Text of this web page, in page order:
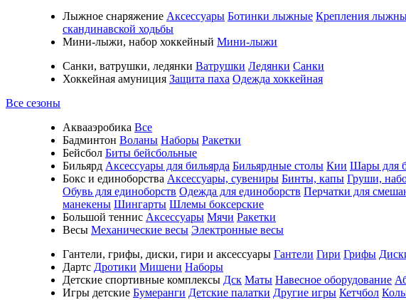
Лыжное снаряжение Аксессуары Ботинки лыжные Крепления
скандинавской ходьбы
Мини-лыжи, набор хоккейный Мини-лыжи
Санки, ватрушки, ледянки Ватрушки Ледянки Санки
Хоккейная амуниция Защита паха Одежда хоккейная
Все сезоны
Аквааэробика Все
Бадминтон Воланы Наборы Ракетки
Бейсбол Биты бейсбольные
Бильярд Аксессуары для бильярда Бильярдные столы Кии Шары для
Бокс и единоборства Аксессуары, сувениры Бинты, капы Груши,
Обувь для единоборств Одежда для единоборств Перчатки для
манекены Шингарты Шлемы боксерские
Большой теннис Аксессуары Мячи Ракетки
Весы Механические весы Электронные весы
Гантели, грифы, диски, гири и аксессуары Гантели Гири Грифы
Дартс Дротики Мишени Наборы
Детские спортивные комплексы Дск Маты Навесное оборудование
Игры детские Бумеранги Детские палатки Другие игры Кетчбол